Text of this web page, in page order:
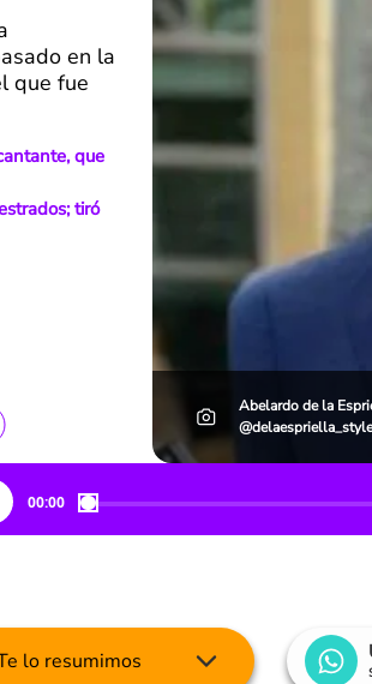
en la
que fue
que
tiró
Abelardo de la
@delaespriella_style
00:00
lo resumimos